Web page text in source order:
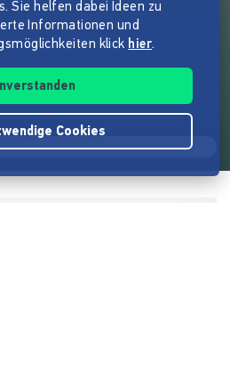
"Coming and
Sie helfen dabei Ideen zu
Informationen und
klick hier.
Cookies